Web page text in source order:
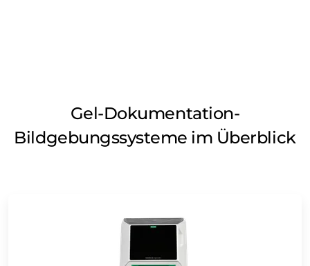
Gel-Dokumentation-
Bildgebungssysteme im Überblick